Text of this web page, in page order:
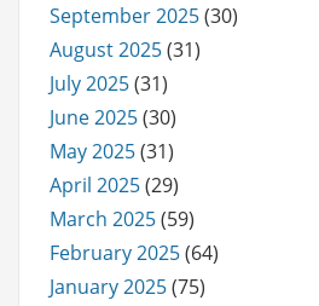
September 2025(30)
August 2025(31)
July 2025(31)
June 2025(30)
May 2025(31)
April 2025(29)
March 2025(59)
February 2025(64)
January 2025(75)